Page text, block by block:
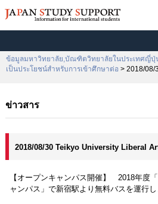
ข้อมูลมหาวิทยาลัย,บัณฑิตวิทยาลัยในประเทศญี่ปุ่
เป็นประโยชน์สำหรับการเข้าศึกษาต่อ > 2018/08/
ข่าวสาร
2018/08/30 Teikyo University Liberal
【オープンキャンパス開催】 2018年度
ャンパス」で新宿駅より無料バスを運行し